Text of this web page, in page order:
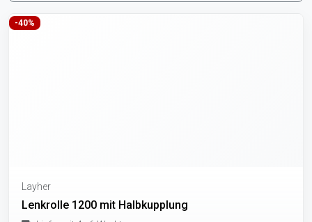
-40%
Layher
Lenkrolle 1200 mit Halbkupplung